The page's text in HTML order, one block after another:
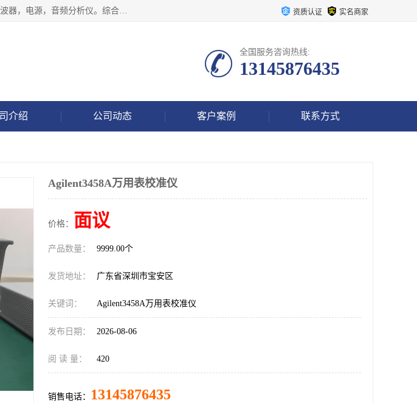
深圳市捷威信电子仪器有限公司主营产品：频谱分析仪.信号发生器.网络分析仪.音频分析仪，示波器，电源，音频分析仪。综合测试仪。蓝牙测试仪等 资质认证 实名商家
全国服务咨询热线:
13145876435
介绍 公司动态 客户案例 联系方式
Agilent3458A万用表校准仪
价格： 面议
产品数量： 9999.00个
发货地址： 广东省深圳市宝安区
关键词： Agilent3458A万用表校准仪
发布日期： 2026-08-06
阅 读 量： 420
销售电话： 13145876435